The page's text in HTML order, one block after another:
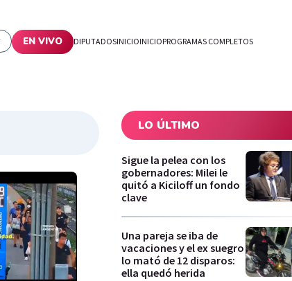
EN VIVO DIPUTADOSINICIOINICIOPROGRAMAS COMPLETOS
LO ÚLTIMO
Sigue la pelea con los
gobernadores: Milei le
quitó a Kiciloff un fondo
clave
Una pareja se iba de
vacaciones y el ex suegro
lo mató de 12 disparos:
ella quedó herida